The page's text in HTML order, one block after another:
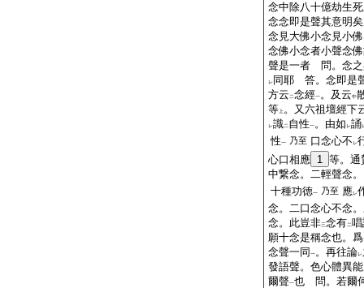
念中除八十億劫生
念念即是聲其意明
念見大佛小念見小
念佛小念者小聲念
聲是一者 問。念
レ 同耶 答。念即是
方云 二念經一。及云中
等 上 。又六祖壇經下
レ識二 自性一。由如 レ誦
性一 乃至 口念心不 レ
心口相應 1 等。通
中繋念。二輕聲念
十種功徳一 乃至 應レ
念。二口念心不念
念。此豈非三念有二
願十念是稱念也。爲
念聲一同 一。再往論レ
發語聲。色心體異
爾聲一也 問。若爾